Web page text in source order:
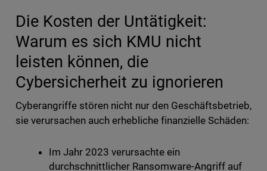
Die Kosten der Untätigkeit:
Warum es sich KMU nicht
leisten können, die
Cybersicherheit zu ignorieren
Cyberangriffe stören nicht nur den Geschäftsbetrieb,
sie verursachen auch erhebliche finanzielle Schäden:
Im Jahr 2023 verursachte ein
durchschnittlicher Ransomware-Angriff auf